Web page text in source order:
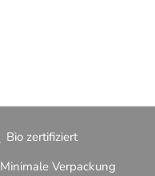
Bio zertifiziert
Minimale Verpackung